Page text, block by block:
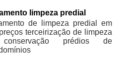
limpeza predial
de limpeza predial em
terceirização de limpeza
prédios de